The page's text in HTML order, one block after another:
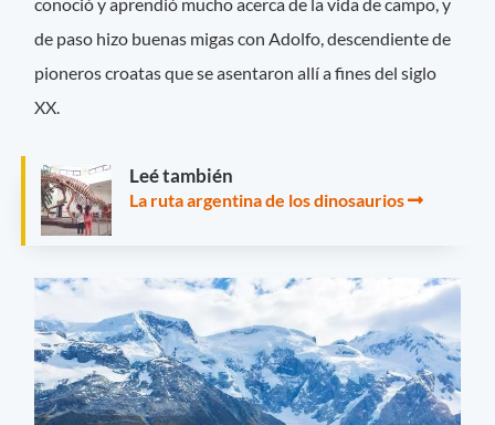
de paso hizo buenas migas con Adolfo, descendiente de
pioneros croatas que se asentaron allí a fines del siglo
XX.
Leé también
La ruta argentina de los dinosaurios